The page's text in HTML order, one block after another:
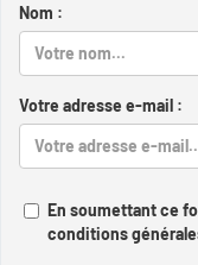
Nom :
Votre adresse e-mail :
En soumettant ce
conditions